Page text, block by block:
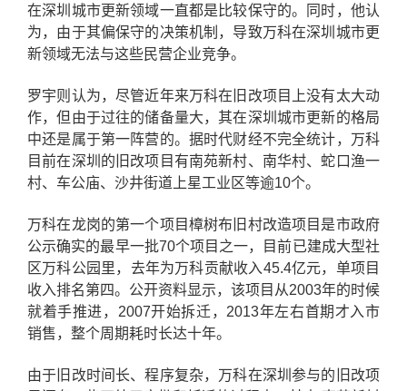
在深圳城市更新领域一直都是比较保守的。同时，他认
为，由于其偏保守的决策机制，导致万科在深圳城市更
新领域无法与这些民营企业竞争。
罗宇则认为，尽管近年来万科在旧改项目上没有太大动
作，但由于过往的储备量大，其在深圳城市更新的格局
中还是属于第一阵营的。据时代财经不完全统计，万科
目前在深圳的旧改项目有南苑新村、南华村、蛇口渔一
村、车公庙、沙井街道上星工业区等逾10个。
万科在龙岗的第一个项目樟树布旧村改造项目是市政府
公示确实的最早一批70个项目之一，目前已建成大型社
区万科公园里，去年为万科贡献收入45.4亿元，单项目
收入排名第四。公开资料显示，该项目从2003年的时候
就着手推进，2007开始拆迁，2013年左右首期才入市
销售，整个周期耗时长达十年。
由于旧改时间长、程序复杂，万科在深圳参与的旧改项